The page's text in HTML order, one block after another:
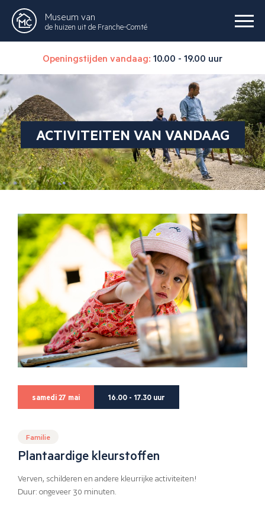
Museum van
de huizen uit de Franche-Comté
Openingstijden vandaag: 10.00 - 19.00 uur
ACTIVITEITEN VAN VANDAAG
samedi 27 mai 16.00 - 17.30 uur
Familie
Plantaardige kleurstoffen
Verven, schilderen en andere kleurrijke activiteiten!
Duur: ongeveer 30 minuten.